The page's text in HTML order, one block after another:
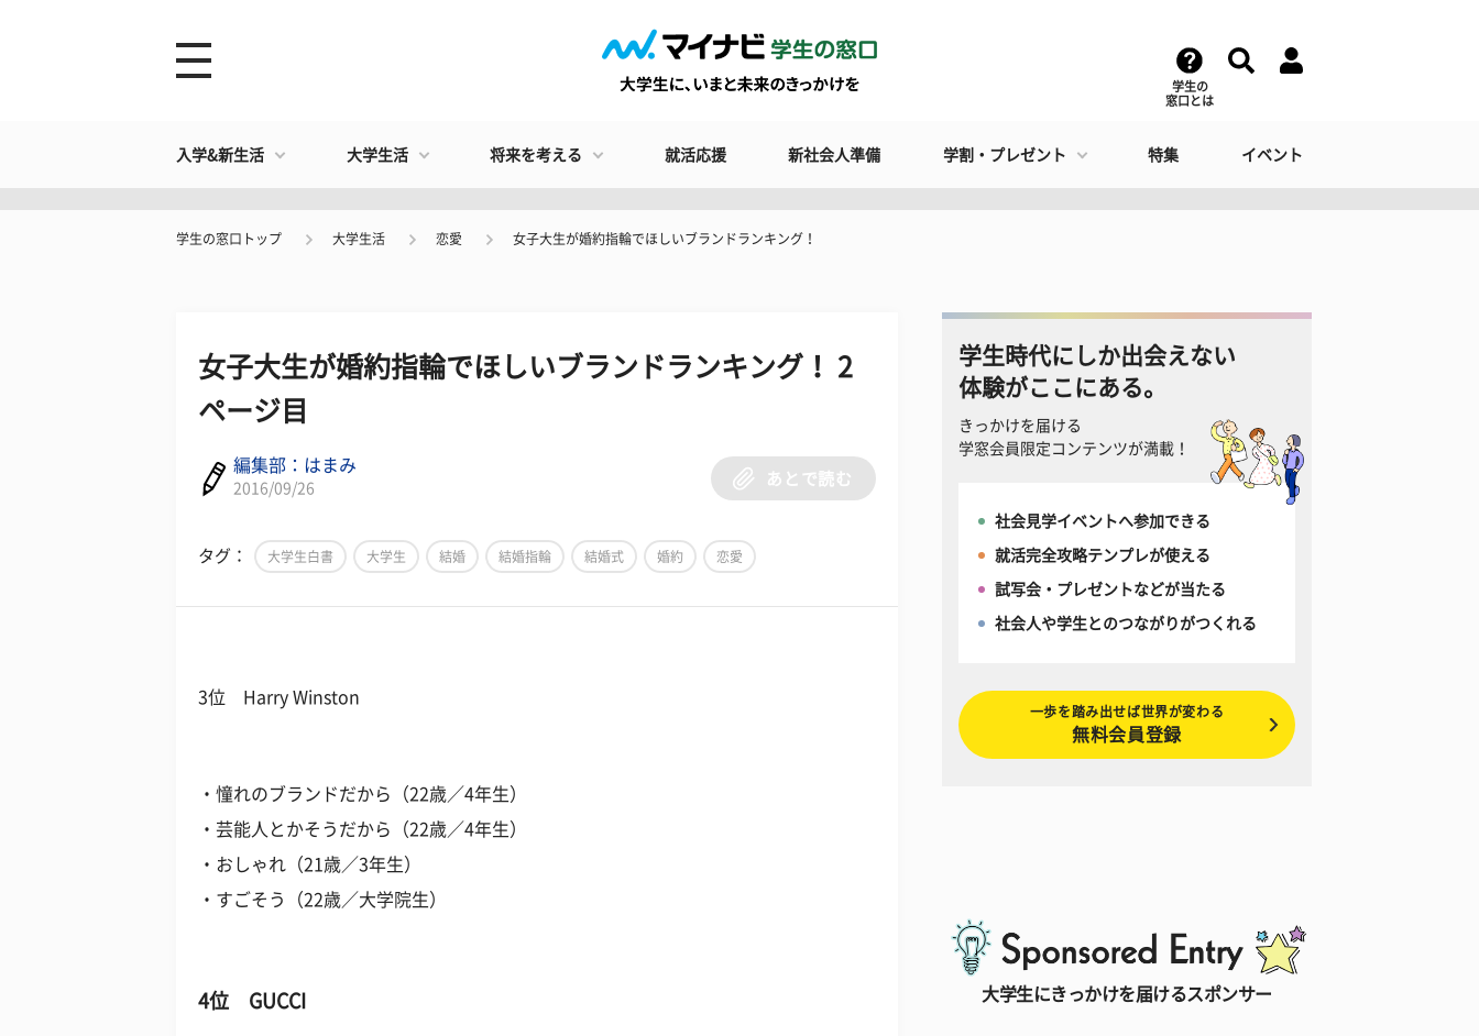
学生の
窓口とは
入学&新生活 大学生活 将来を考える 就活応援 新社会人準備 学割・プレゼント 特集 イベント
学生の窓口トップ 大学生活 恋愛 女子大生が婚約指輪でほしいブランドランキング！
女子大生が婚約指輪でほしいブランドランキング！ 2
ページ目
編集部：はまみ
2016/09/26
あとで読む
タグ： 大学生白書 大学生 結婚 結婚指輪 結婚式 婚約 恋愛
3位 Harry Winston
・憧れのブランドだから（22歳／4年生）
・芸能人とかそうだから（22歳／4年生）
・おしゃれ（21歳／3年生）
・すごそう（22歳／大学院生）
4位 GUCCI
学生時代にしか出会えない
体験がここにある。
きっかけを届ける
学窓会員限定コンテンツが満載！
社会見学イベントへ参加できる
就活完全攻略テンプレが使える
試写会・プレゼントなどが当たる
社会人や学生とのつながりがつくれる
一歩を踏み出せば世界が変わる
無料会員登録
大学生にきっかけを届けるスポンサー